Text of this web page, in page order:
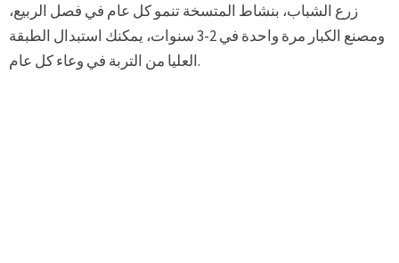
زرع الشباب، بنشاط المتسخة تنمو كل عام في فصل الربيع،
ومصنع الكبار مرة واحدة في 2-3 سنوات، يمكنك استبدال الطبقة
العليا من التربة في وعاء كل عام.